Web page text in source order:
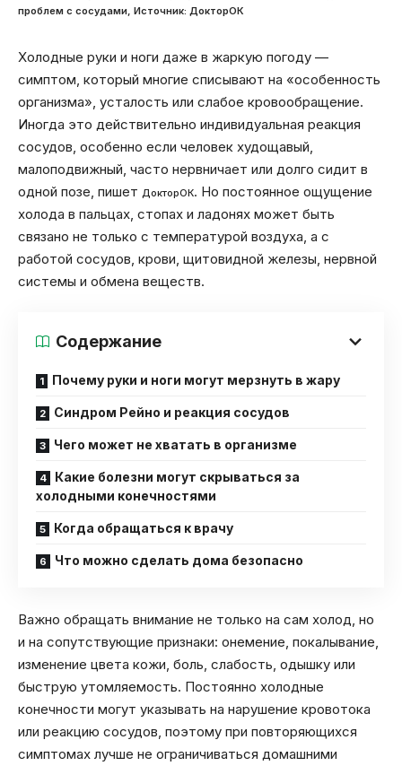
проблем с сосудами, Источник: ДокторОК
Холодные руки и ноги даже в жаркую погоду —
симптом, который многие списывают на «особенность
организма», усталость или слабое кровообращение.
Иногда это действительно индивидуальная реакция
сосудов, особенно если человек худощавый,
малоподвижный, часто нервничает или долго сидит в
одной позе, пишет ДокторОК. Но постоянное ощущение
холода в пальцах, стопах и ладонях может быть
связано не только с температурой воздуха, а с
работой сосудов, крови, щитовидной железы, нервной
системы и обмена веществ.
Содержание
Почему руки и ноги могут мерзнуть в жару
Синдром Рейно и реакция сосудов
Чего может не хватать в организме
Какие болезни могут скрываться за
холодными конечностями
Когда обращаться к врачу
Что можно сделать дома безопасно
Важно обращать внимание не только на сам холод, но
и на сопутствующие признаки: онемение, покалывание,
изменение цвета кожи, боль, слабость, одышку или
быструю утомляемость. Постоянно холодные
конечности могут указывать на нарушение кровотока
или реакцию сосудов, поэтому при повторяющихся
симптомах лучше не ограничиваться домашними